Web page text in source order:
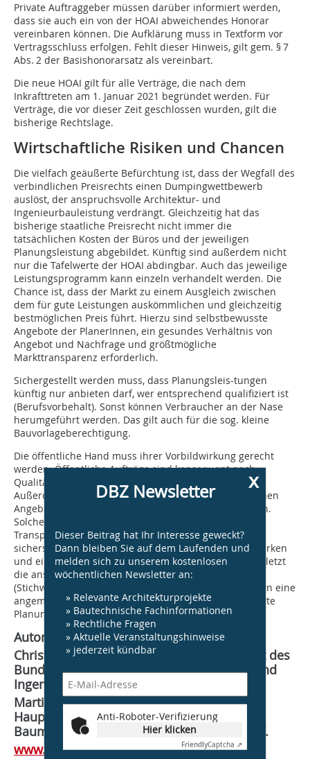
Private Auftraggeber müssen darüber informiert werden,
dass sie auch ein von der HOAI abweichendes Honorar
vereinbaren können. Die Aufklärung muss in Textform vor
Vertragsschluss erfolgen. Fehlt dieser Hinweis, gilt gem. § 7
Abs. 2 der Basishonorarsatz als vereinbart.
Die neue HOAI gilt für alle Verträge, die nach dem
Inkrafttreten am 1. Januar 2021 begründet werden. Für
Verträge, die vor dieser Zeit geschlossen wurden, gilt die
bisherige Rechtslage.
Wirtschaftliche Risiken und Chancen
Die vielfach geäußerte Befürchtung ist, dass der Wegfall des
verbindlichen Preisrechts einen Dumpingwettbewerb
auslöst, der anspruchsvolle Architektur- und
Ingenieurbauleistung verdrängt. Gleichzeitig hat das
bisherige staatliche Preisrecht nicht immer die
tatsächlichen Kosten der Büros und der jeweiligen
Planungsleistung abgebildet. Künftig sind außerdem nicht
nur die Tafelwerte der HOAI abdingbar. Auch das jeweilige
Leistungsprogramm kann einzeln verhandelt werden. Die
Chance ist, dass der Markt zu einem Ausgleich zwischen
dem für gute Leistungen auskömmlichen und gleichzeitig
bestmöglichen Preis führt. Hierzu sind selbstbewusste
Angebote der PlanerInnen, ein gesundes Verhältnis von
Angebot und Nachfrage und größtmögliche
Markttransparenz erforderlich.
Sichergestellt werden muss, dass Planungsleis-tungen
künftig nur anbieten darf, wer entsprechend qualifiziert ist
(Berufsvorbehalt). Sonst können Verbraucher an der Nase
herumgeführt werden. Das gilt auch für die sog. kleine
Bauvorlageberechtigung.
Die öffentliche Hand muss ihrer Vorbildwirkung gerecht
werden. Öffentliche Aufträge sind konsequent nach
Qualitäts- und nicht nach Preiskriterien zu vergeben.
Außerdem sollten bei allen Vergaben die eingegangenen
Angebote in einem Bieterspiegel veröffentlicht werden.
Solche Maßnahmen der Qualitätssicherung und der
Transparenz können in einem ausgeglichenen Markt
sicherstellen, dass dessen Selbstregulierungskräfte wirken
und einen Qualitätsverfalls verhindern. Denn nicht zuletzt
die anspruchsvollen Zukunftsaufgaben der Branche
(Stichwort klimagerechtes Planen und Bauen) erfordern eine
angemessene Honorierung für kreative und qualifizierte
Planungsleistungen.
Autoren:
Christoph Schild ist seit Mai 2019 Präsident des
Bund Deutscher Baumeister, Architekten und
Ingenieure e.V.
Martin Wittjen ist Rechtsanwalt und
Hauptgeschäftsführer des Bund Deutscher
Baumeister, Architekten und Ingenieure e.V.
www.baumeister-online.de
x
DBZ Newsletter
Dieser Beitrag hat Ihr Interesse geweckt?
Dann bleiben Sie auf dem Laufenden und
melden sich zu unserem kostenlosen
wöchentlichen Newsletter an:
» Relevante Architekturprojekte
» Bautechnische Fachinformationen
» Rechtliche Fragen
» Aktuelle Veranstaltungshinweise
» jederzeit kündbar
Anti-Roboter-Verifizierung
Hier klicken
FriendlyCaptcha ⇗